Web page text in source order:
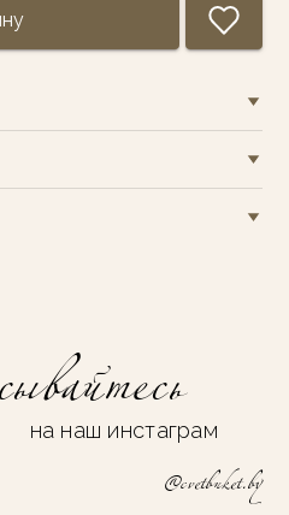
на наш инстаграм
@cvetbuket.by